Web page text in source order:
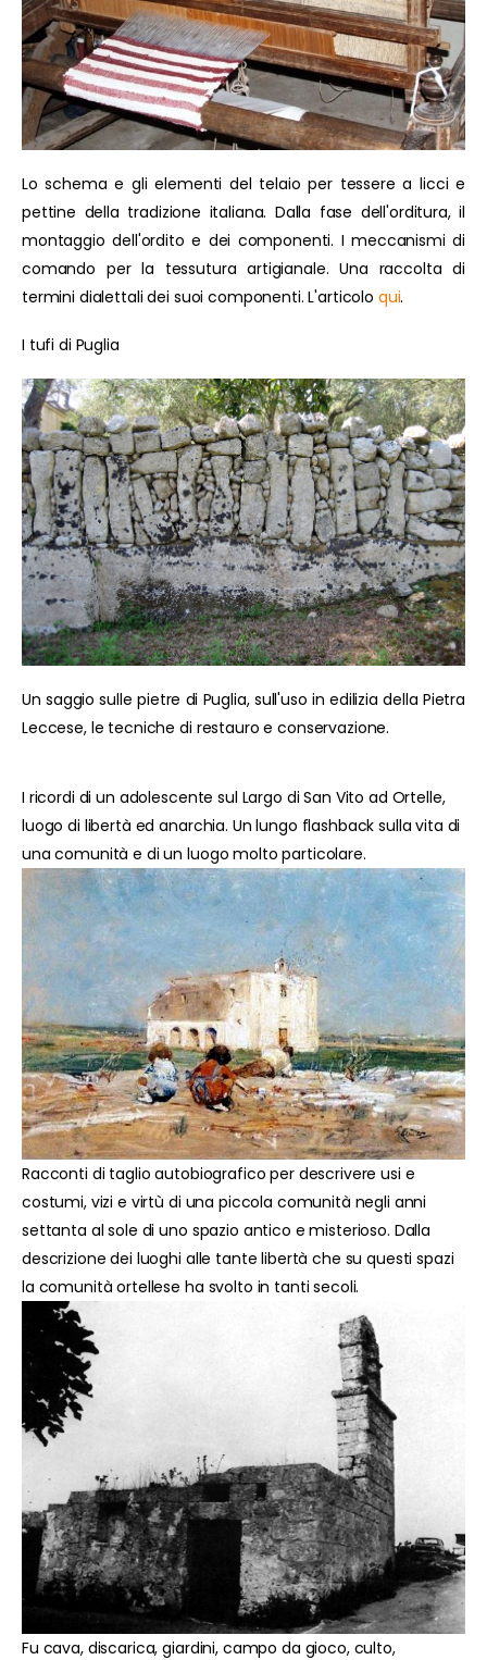
Lo schema e gli elementi del telaio per tessere a licci e
pettine della tradizione italiana. Dalla fase dell'orditura, il
montaggio dell'ordito e dei componenti. I meccanismi di
comando per la tessutura artigianale. Una raccolta di
termini dialettali dei suoi componenti. L'articolo qui.
I tufi di Puglia
Un saggio sulle pietre di Puglia, sull'uso in edilizia della Pietra
Leccese, le tecniche di restauro e conservazione.
I ricordi di un adolescente sul Largo di San Vito ad Ortelle,
luogo di libertà ed anarchia. Un lungo flashback sulla vita di
una comunità e di un luogo molto particolare.
Racconti di taglio autobiografico per descrivere usi e
costumi, vizi e virtù di una piccola comunità negli anni
settanta al sole di uno spazio antico e misterioso. Dalla
descrizione dei luoghi alle tante libertà che su questi spazi
la comunità ortellese ha svolto in tanti secoli.
Fu cava, discarica, giardini, campo da gioco, culto,